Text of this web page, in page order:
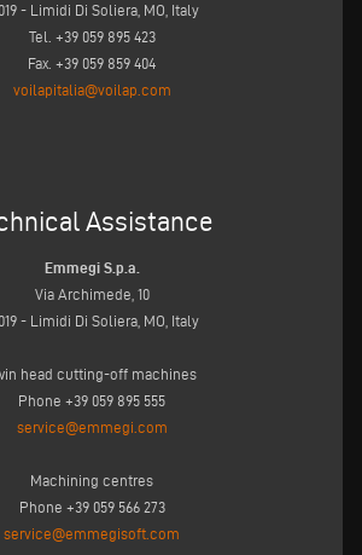
- Limidi Di Soliera, MO, Italy
Tel. +39 059 895 423
Fax. +39 059 859 404
voilapitalia@voilap.com
Assistance
Emmegi S.p.a.
Via Archimede, 10
- Limidi Di Soliera, MO, Italy
head cutting-off machines
Phone +39 059 895 555
service@emmegi.com
Machining centres
Phone +39 059 566 273
service@emmegisoft.com